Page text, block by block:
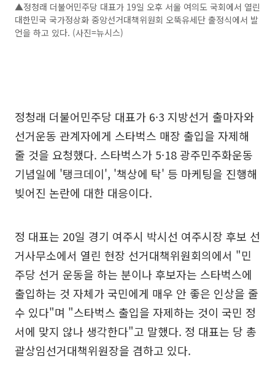
▲정청래 더불어민주당 대표가 19일 오후 서울 여의도 국회에서 열린
대한민국 국가정상화 중앙선거대책위원회 오뚝유세단 출정식에서 발
언을 하고 있다. (사진=뉴시스)
정청래 더불어민주당 대표가 6·3 지방선거 출마자와
선거운동 관계자에게 스타벅스 매장 출입을 자제해
줄 것을 요청했다. 스타벅스가 5·18 광주민주화운동
기념일에 '탱크데이', '책상에 탁' 등 마케팅을 진행해
빚어진 논란에 대한 대응이다.
정 대표는 20일 경기 여주시 박시선 여주시장 후보 선
거사무소에서 열린 현장 선거대책위원회의에서 "민
주당 선거 운동을 하는 분이나 후보자는 스타벅스에
출입하는 것 자체가 국민에게 매우 안 좋은 인상을 줄
수 있다"며 "스타벅스 출입을 자제하는 것이 국민 정
서에 맞지 않나 생각한다"고 말했다. 정 대표는 당 총
괄상임선거대책위원장을 겸하고 있다.